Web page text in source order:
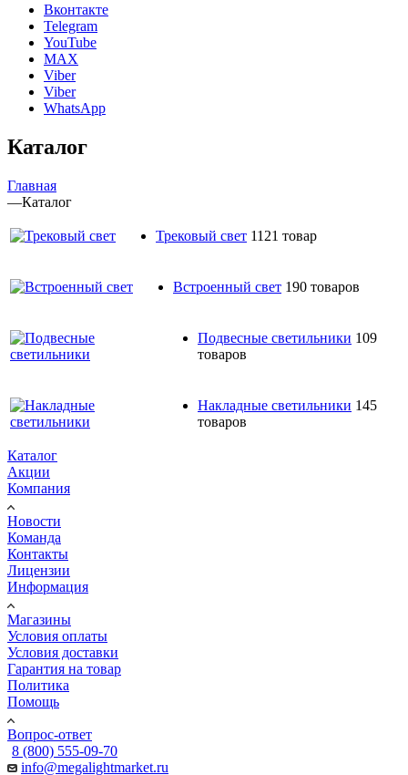
Вконтакте
Telegram
YouTube
MAX
Viber
Viber
WhatsApp
Каталог
Главная
—Каталог
Трековый свет 1121 товар
Встроенный свет 190 товаров
Подвесные светильники 109
товаров
Накладные светильники 145
товаров
Каталог
Акции
Компания
Новости
Команда
Контакты
Лицензии
Информация
Магазины
Условия оплаты
Условия доставки
Гарантия на товар
Политика
Помощь
Вопрос-ответ
8 (800) 555-09-70
info@megalightmarket.ru